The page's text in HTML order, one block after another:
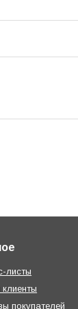
листы
покупателей